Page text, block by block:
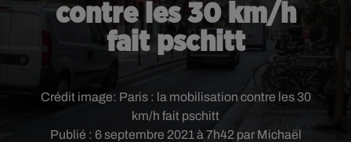
contre les 30 km/h
fait pschitt
Publié : 6 septembre 2021 à 7h42 par Michaël
Crédit image: Paris : la mobilisation contre les 30
km/h fait pschitt